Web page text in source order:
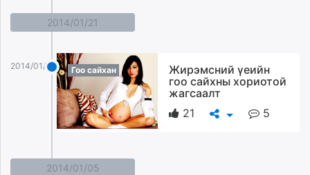
2014/01/21
2014/01/21 Гоо сайхан
Жирэмсний үеийн
гоо сайхны хориотой
жагсаалт
21
5
2014/01/05